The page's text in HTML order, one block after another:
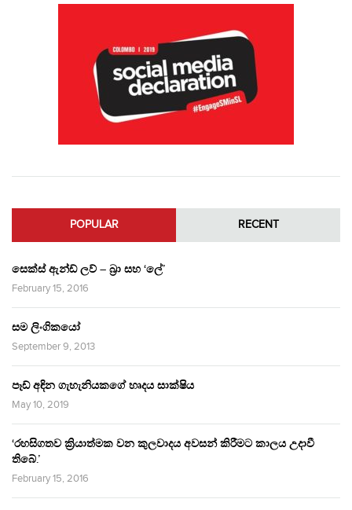
POPULAR RECENT
සෙක්ස් ඇන්ඩ් ලව් – බ්‍රා සහ ‘ලේ’
February 15, 2016
සම ලිංගිකයෝ
September 9, 2013
පෑඩ් අඳින ගැහැනියකගේ හෘදය සාක්ෂිය
May 10, 2019
‘රහසිගතව ක්‍රියාත්මක වන කුලවාදය අවසන් කිරීමට කාලය උදාවී
තිබේ.’
February 15, 2016